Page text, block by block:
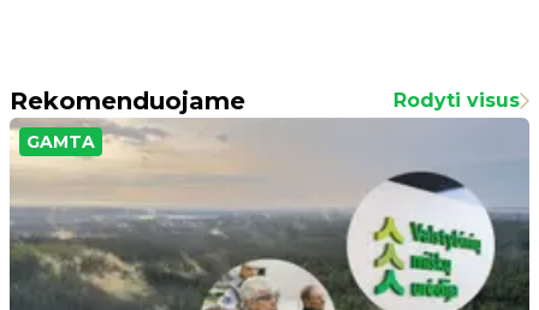
Rekomenduojame Rodyti visus
GAMTA